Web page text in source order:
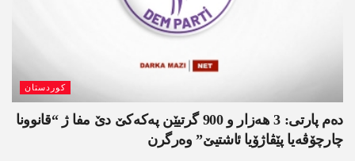
کوردستان
دەم پارتی: 3 ھەزار و 900 گرتیێن پەکەکێ دێ مفا ژ “قانوونا
چارچۆڤەیا پێڤاژۆیا ئاشتیێ” وەرگرن